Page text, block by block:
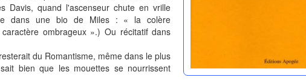
Davis, quand l'ascenseur chute en vrille
dans une bio de Miles : « la colère
ombrageux ».) Ou récitatif dans
du Romantisme, même dans le plus
bien que les mouettes se nourrissent